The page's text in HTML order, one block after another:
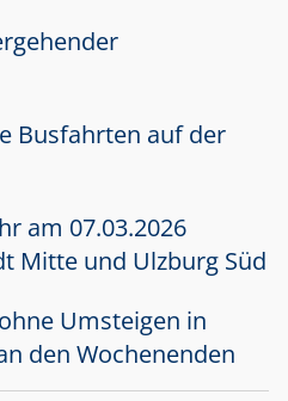
Busfahrten auf der
am 07.03.2026
Mitte und Ulzburg Süd
Umsteigen in
den Wochenenden